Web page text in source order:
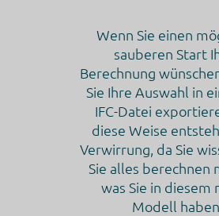
Wenn Sie einen
sauberen Start
Berechnung
Sie Ihre Auswahl in
IFC-Datei
diese Weise
Verwirrung, da Sie
Sie alles berechnen
was Sie in diesem
Modell